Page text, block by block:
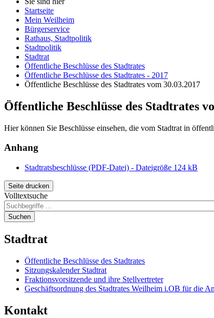
Startseite
Mein Weilheim
Bürgerservice
Rathaus, Stadtpolitik
Stadtpolitik
Stadtrat
Öffentliche Beschlüsse des Stadtrates
Öffentliche Beschlüsse des Stadtrates - 2017
Öffentliche Beschlüsse des Stadtrates vom 30.03.2017
Öffentliche Beschlüsse des Stadtrates
Hier können Sie Beschlüsse einsehen, die vom Stadtrat in
Anhang
Stadtratsbeschlüsse (PDF-Datei) - Dateigröße 124 kB
Seite drucken
Volltextsuche
Suchen
Stadtrat
Öffentliche Beschlüsse des Stadtrates
Sitzungskalender Stadtrat
Fraktionsvorsitzende und ihre Stellvertreter
Geschäftsordnung des Stadtrates Weilheim i.OB für die
Kontakt